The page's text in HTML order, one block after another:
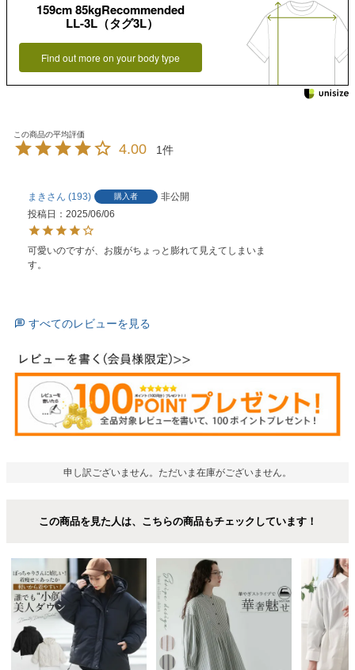
159cm 85kgRecommended
LL-3L（タグ3L）
Find out more on your body type
4.00 1
まき 193 購入者
非公開
投稿日
2025/06/06
可愛いのですが、お腹がちょっと膨れて見えてしまいま
す。
すべてのレビューを見る
申し訳ございません。ただいま在庫がございません。
この商品を見た人は、こちらの商品もチェックしています！